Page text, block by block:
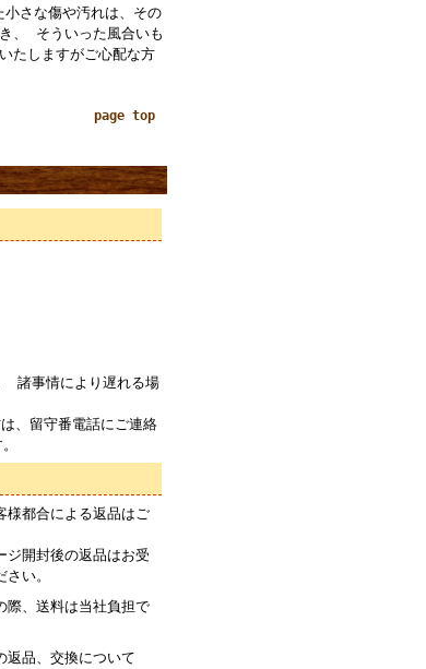
さな傷や汚れは、その
、 そういった風合いも
たしますがご心配な方
page top
諸事情により遅れる場
、留守番電話にご連絡
様都合による返品はご
ジ開封後の返品はお受
い。
際、送料は当社負担で
返品、交換について